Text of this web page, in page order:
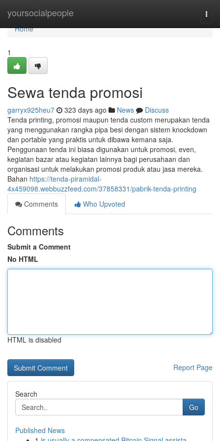
yoursocialpeople
Home
Home
1
Sewa tenda promosi
garryx925heu7 323 days ago News
Discuss
Tenda printing, promosi maupun tenda custom merupakan tenda
yang menggunakan rangka pipa besi dengan sistem knockdown
dan portable yang praktis untuk dibawa kemana saja.
Penggunaan tenda ini biasa digunakan untuk promosi, even,
kegiatan bazar atau kegiatan lainnya bagi perusahaan dan
organisasi untuk melakukan promosi produk atau jasa mereka.
Bahan https://tenda-piramidal-
4x459098.webbuzzfeed.com/37858331/pabrik-tenda-printing
Comments
Who Upvoted
Comments
Submit a Comment
No HTML
HTML is disabled
Report Page
Search
Go
Published News